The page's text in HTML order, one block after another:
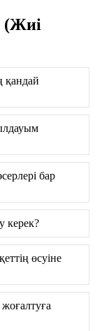
(Жиі
қандай
бар
керек?
өсуіне